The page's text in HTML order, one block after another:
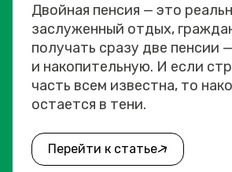
Двойная пенсия — это
заслуженный отдых,
получать сразу две пенсии
и накопительную. И если
часть всем известна, то
остается в тени.
Перейти к статье